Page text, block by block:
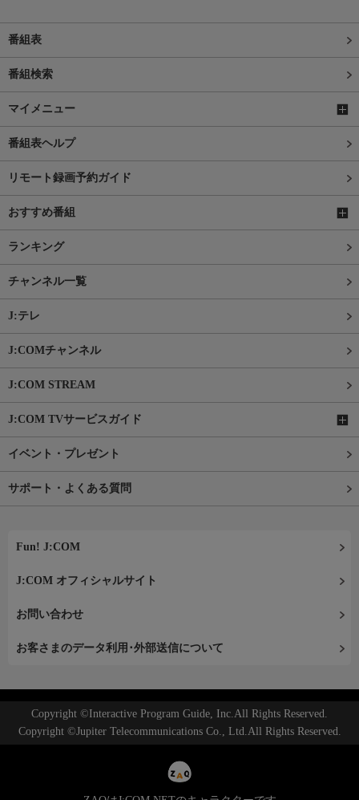
番組表
番組検索
マイメニュー
番組表ヘルプ
リモート録画予約ガイド
おすすめ番組
ランキング
チャンネル一覧
J:テレ
J:COMチャンネル
J:COM STREAM
J:COM TVサービスガイド
イベント・プレゼント
サポート・よくある質問
Fun! J:COM
J:COM オフィシャルサイト
お問い合わせ
お客さまのデータ利用･外部送信について
Copyright ©Interactive Program Guide, Inc.All Rights Reserved.
Copyright ©Jupiter Telecommunications Co., Ltd.All Rights Reserved.